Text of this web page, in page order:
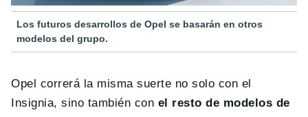
Los futuros desarrollos de Opel se basarán en otros
modelos del grupo.
Opel correrá la misma suerte no solo con el
Insignia, sino también con el resto de modelos de